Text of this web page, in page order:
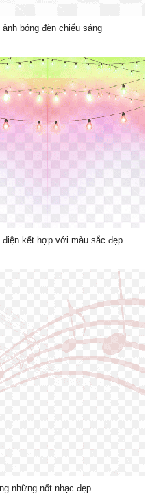
bóng đèn chiếu sáng
điện kết hợp với màu sắc đẹp
những nốt nhạc đẹp